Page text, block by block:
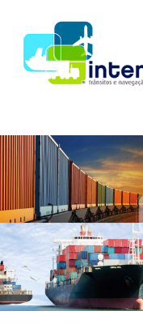
SOBRE
SERVIÇOS